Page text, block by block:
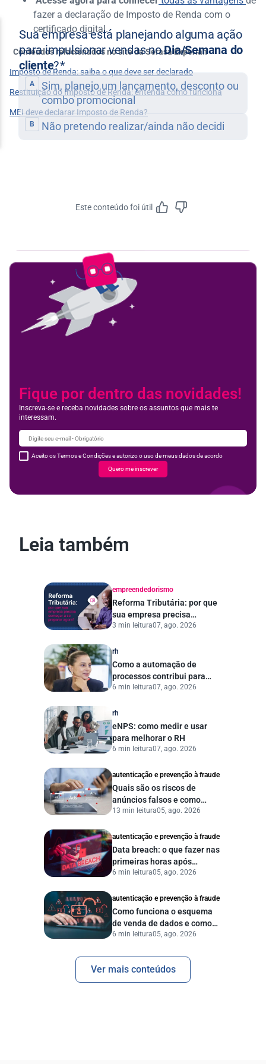
fazer a declaração de Imposto de Renda com o
certificado digital.
Conteúdos relacionados no site da Serasa Experian
Imposto de Renda: saiba o que deve ser declarado
Restituição do Imposto de Renda: entenda como funciona
MEI deve declarar Imposto de Renda?
Este conteúdo foi útil
Fique por dentro das novidades!
Inscreva-se e receba novidades sobre os assuntos que mais te
interessam.
Aceito os Termos e Condições e autorizo o uso de meus dados de acordo
Quero me inscrever
Leia também
empreendedorismo
Reforma Tributária: por que
sua empresa precisa
começar a se preparar
3 min leitura07, ago. 2026
rh
Como a automação de
processos contribui para
uma gestão pública mais
6 min leitura07, ago. 2026
rh
eNPS: como medir e usar
para melhorar o RH
6 min leitura07, ago. 2026
autenticação e prevenção à fraude
Quais são os riscos de
anúncios falsos e como
proteger seu negócio?
13 min leitura05, ago. 2026
autenticação e prevenção à fraude
Data breach: o que fazer nas
primeiras horas após
vazamento de dados?
6 min leitura05, ago. 2026
autenticação e prevenção à fraude
Como funciona o esquema
de venda de dados e como
proteger sua empresa?
6 min leitura05, ago. 2026
Ver mais conteúdos